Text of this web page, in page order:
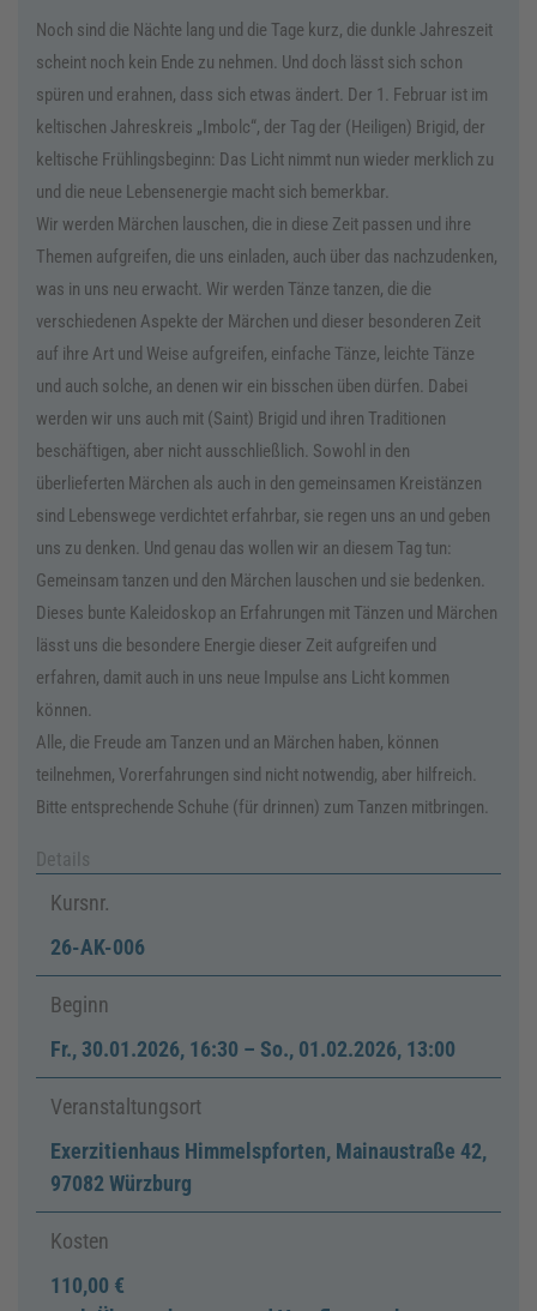
Noch sind die Nächte lang und die Tage kurz, die dunkle Jah­reszeit
scheint noch kein Ende zu nehmen. Und doch lässt sich schon
spüren und erahnen, dass sich etwas ändert. Der 1. Februar ist im
keltischen Jahreskreis „Imbolc“, der Tag der (Heiligen) Brigid, der
keltische Frühlingsbeginn: Das Licht nimmt nun wieder merklich zu
und die neue Lebensenergie macht sich bemerkbar.
Wir werden Märchen lauschen, die in diese Zeit passen und ihre
Themen aufgreifen, die uns einladen, auch über das nachzudenken,
was in uns neu erwacht. Wir werden Tänze tanzen, die die
verschiedenen Aspekte der Märchen und dieser besonderen Zeit
auf ihre Art und Weise aufgreifen, einfache Tänze, leichte Tänze
und auch solche, an denen wir ein bisschen üben dürfen. Dabei
werden wir uns auch mit (Saint) Brigid und ihren Traditionen
beschäftigen, aber nicht ausschließlich. Sowohl in den
überlieferten Märchen als auch in den gemeinsamen Kreistänzen
sind Lebenswege verdichtet erfahrbar, sie regen uns an und geben
uns zu den­ken. Und genau das wollen wir an diesem Tag tun:
Gemein­sam tanzen und den Märchen lauschen und sie bedenken.
Dieses bunte Kaleidoskop an Erfahrungen mit Tänzen und Märchen
lässt uns die besondere Energie dieser Zeit aufgrei­fen und
erfahren, damit auch in uns neue Impulse ans Licht kommen
können.
Alle, die Freude am Tanzen und an Märchen haben, können
teilnehmen, Vorerfahrungen sind nicht notwendig, aber hilf­reich.
Bitte entsprechende Schuhe (für drinnen) zum Tanzen mitbringen.
Details
Kursnr.
26-AK-006
Beginn
Fr.,30.01.2026, 16:30 – So., 01.02.2026, 13:00
Veranstaltungsort
Exerzitienhaus Himmelspforten, Mainaustraße 42,
97082 Würzburg
Kosten
110,00 €